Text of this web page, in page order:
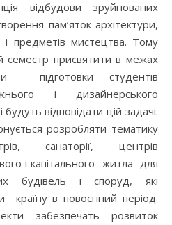
відбудови зруйнованих
пам’яток архітектури,
і предметів мистецтва. Тому
семестр присвятити в межах
підготовки студентів
і дизайнерського
відповідати цій задачі.
розробляти тематику
санаторії, центрів
і капітального житла для
будівель і споруд, які
країну в повоєнний період.
забезпечать розвиток